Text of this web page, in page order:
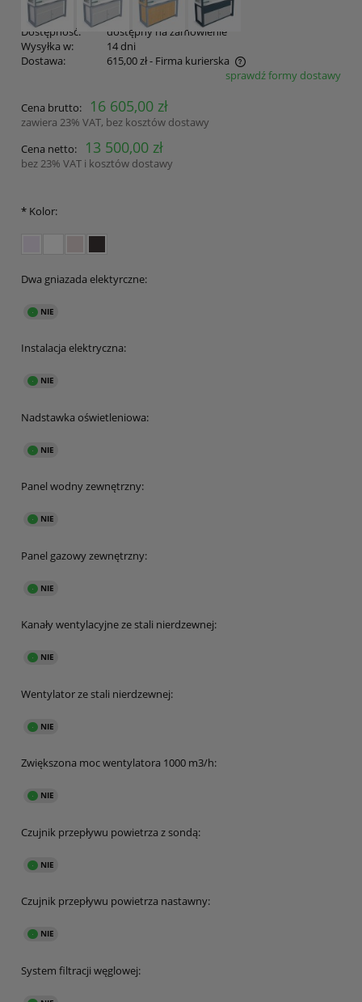
Dostępność:
dostępny na zamówienie
Wysyłka w:
14 dni
Dostawa:
615,00 zł- Firma kurierska
Cena nie zawiera ewentualnych kosztów płatnościsprawdź formy dostawy
Cena brutto: 16 605,00 zł
zawiera 23% VAT, bez kosztów dostawy
Cena netto:
13 500,00 zł
bez 23% VAT i kosztów dostawy
* Kolor:
Dwa gniazada elektyrczne:
Instalacja elektryczna:
Nadstawka oświetleniowa:
Panel wodny zewnętrzny:
Panel gazowy zewnętrzny:
Kanały wentylacyjne ze stali nierdzewnej:
Wentylator ze stali nierdzewnej:
Zwiększona moc wentylatora 1000 m3/h:
Czujnik przepływu powietrza z sondą:
Czujnik przepływu powietrza nastawny:
System filtracji węglowej: